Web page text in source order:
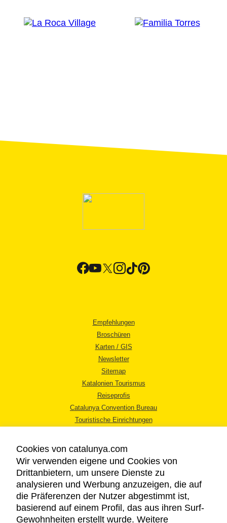
Empfehlungen
Broschüren
Karten / GIS
Newsletter
Sitemap
Katalonien Tourismus
Reiseprofis
Catalunya Convention Bureau
Touristische Einrichtungen
RECHTLICHER HINWEIS
DATENSCHUTZICHTLINIE
Cookies von catalunya.com
Wir verwenden eigene und Cookies von
Drittanbietern, um unsere Dienste zu
analysieren und Werbung anzuzeigen, die auf
die Präferenzen der Nutzer abgestimmt ist,
basierend auf einem Profil, das aus ihren Surf-
Gewohnheiten erstellt wurde. Weitere